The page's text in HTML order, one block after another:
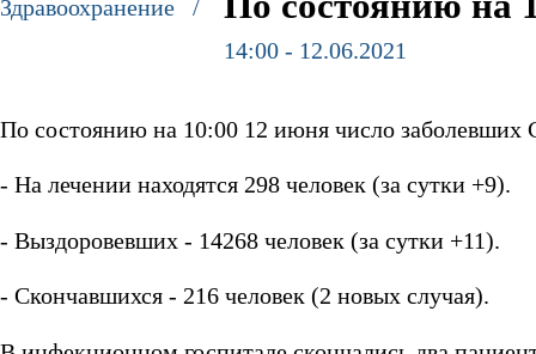
Здравоохранение /
14:00 - 12.06.2021
По состоянию на 10:00 12 июня число заболевших
- На лечении находятся 298 человек (за сутки +9).
- Выздоровевших - 14268 человек (за сутки +11).
- Скончавшихся - 216 человек (2 новых случая).